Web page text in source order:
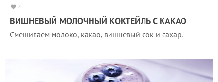
4
ВИШНЕВЫЙ МОЛОЧНЫЙ КОКТЕЙЛЬ С КАКАО
Смешиваем молоко, какао, вишневый сок и сахар.